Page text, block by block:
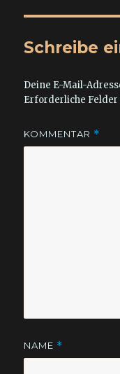
Schreibe
Deine E-Mail-
Erforderliche
KOMMENTAR *
NAME *